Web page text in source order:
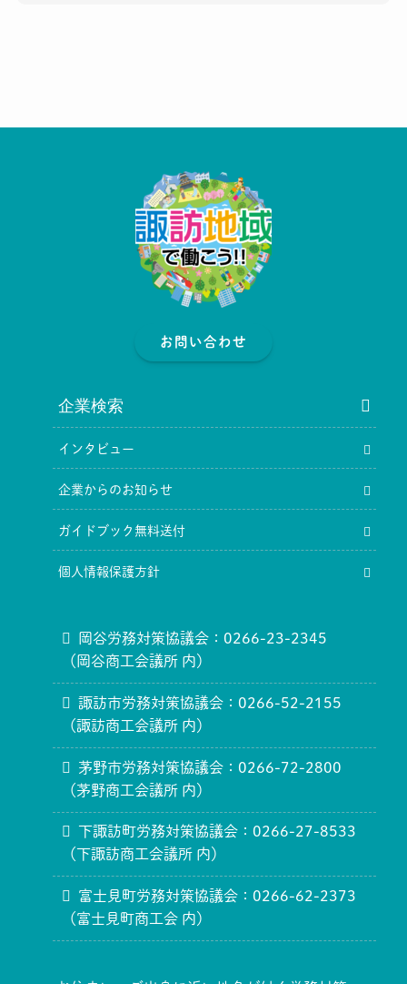
お問い合わせ
企業検索
インタビュー
企業からのお知らせ
ガイドブック無料送付
個人情報保護方針
岡谷労務対策協議会：0266-23-2345
（岡谷商工会議所 内）
諏訪市労務対策協議会：0266-52-2155
（諏訪商工会議所 内）
茅野市労務対策協議会：0266-72-2800
（茅野商工会議所 内）
下諏訪町労務対策協議会：0266-27-8533
（下諏訪商工会議所 内）
富士見町労務対策協議会：0266-62-2373
（富士見町商工会 内）